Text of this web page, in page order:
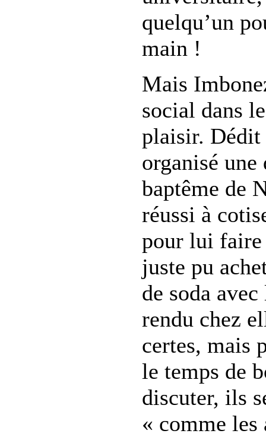
quelqu’un
main !
Mais
social dans
plaisir. Dédit
organisé
baptême de
réussi à
pour lui faire
juste pu
de soda
rendu chez
certes, mais
le temps de
discuter, ils
« comme les